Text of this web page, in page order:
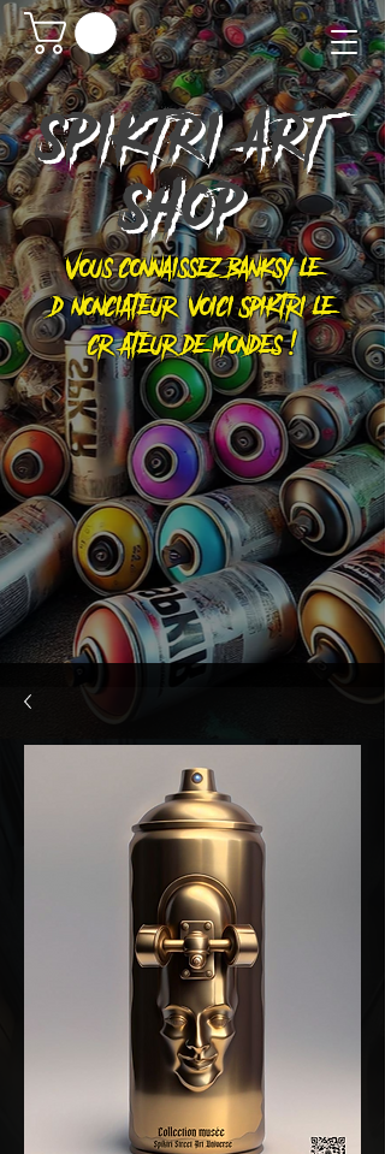
SPIKTRIART
SHOP
Vous connaissez Banksy le
dénonciateur, voici Spiktri le
créateur de mondes !